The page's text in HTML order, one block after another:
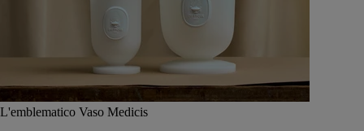
L'emblematico Vaso Medicis